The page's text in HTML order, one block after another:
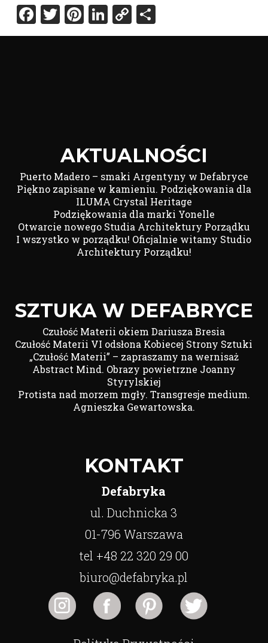
Facebook
Twitter
Pinterest
LinkedIn
Copy
Link
Share
AKTUALNOŚCI
Puerto Madero – smaki Argentyny w Defabryce
Piękno zapisane w kamieniu. Podziękowania dla
ILUMA Crystal Heritage
Podziękowania dla marki Yonelle
Otwarcie nowego Studia Architektury Porządku
I wszystko w porządku! Oficjalnie witamy Studio
Architektury Porządku!
SZTUKA W DEFABRYCE
Czułość Materii okiem Dariusza Bresia
Czułość Materii VI odsłona Kobiecej Strony Sztuki
„Czułość Materii” – zapraszamy na wernisaż
Abstract Mind. Obrazy powietrzne Joanny
Styrylskiej
Protista nad morzem mgły. Transgresje medium.
Agnieszka Gewartowska.
KONTAKT
Defabryka
ul. Duchnicka 3
01-796 Warszawa
tel +48 22 320 29 00
biuro@defabryka.pl